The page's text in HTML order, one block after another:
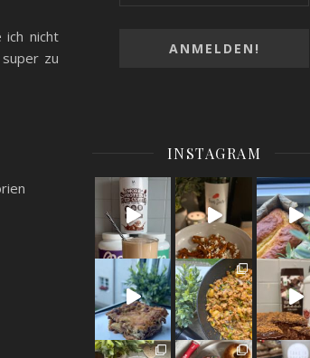
ich nicht
zu
INSTAGRAM
High Protein Frappuccino Low calorie pumpkin mit feta cheese in the oven Sugar free / high protein / low calorie lemon l
Ultra high protein / low calorie lasagne
Gnocchi Spring Bowl
YOU NEED: 1 sm
109 calorie mousse au chocolat
30 calorie #lotusbisoffspread
Sugar free protein donuts It’s not poss